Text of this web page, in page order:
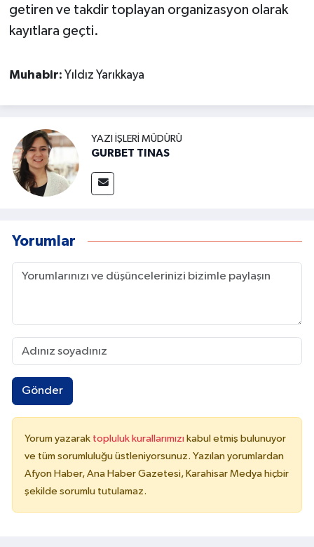
getiren ve takdir toplayan organizasyon olarak
kayıtlara geçti.
Muhabir: Yıldız Yarıkkaya
YAZI İŞLERI MÜDÜRÜ
GURBET TINAS
Yorumlar
Gönder
Yorum yazarak topluluk kurallarımızı kabul etmiş bulunuyor
ve tüm sorumluluğu üstleniyorsunuz. Yazılan yorumlardan
Afyon Haber, Ana Haber Gazetesi, Karahisar Medya hiçbir
şekilde sorumlu tutulamaz.